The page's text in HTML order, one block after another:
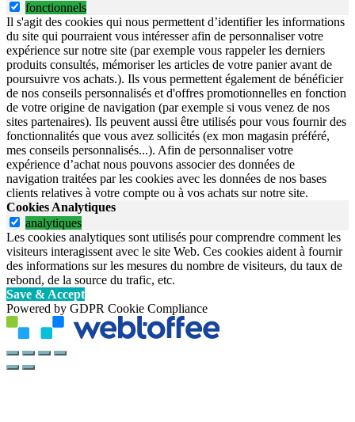
fonctionnels
Il s'agit des cookies qui nous permettent d’identifier les informations
du site qui pourraient vous intéresser afin de personnaliser votre
expérience sur notre site (par exemple vous rappeler les derniers
produits consultés, mémoriser les articles de votre panier avant de
poursuivre vos achats.). Ils vous permettent également de bénéficier
de nos conseils personnalisés et d'offres promotionnelles en fonction
de votre origine de navigation (par exemple si vous venez de nos
sites partenaires). Ils peuvent aussi être utilisés pour vous fournir des
fonctionnalités que vous avez sollicités (ex mon magasin préféré,
mes conseils personnalisés...). Afin de personnaliser votre
expérience d’achat nous pouvons associer des données de
navigation traitées par les cookies avec les données de nos bases
clients relatives à votre compte ou à vos achats sur notre site.
Cookies Analytiques
analytiques
Les cookies analytiques sont utilisés pour comprendre comment les
visiteurs interagissent avec le site Web. Ces cookies aident à fournir
des informations sur les mesures du nombre de visiteurs, du taux de
rebond, de la source du trafic, etc.
Save & Accept
Powered by GDPR Cookie Compliance